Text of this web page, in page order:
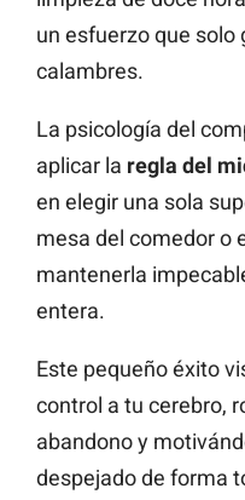
un esfuerzo que solo
calambres.
La psicología del
aplicar la regla del
en elegir una sola
mesa del comedor o
mantenerla
entera.
Este pequeño éxito
control a tu cerebro,
abandono y
despejado de forma